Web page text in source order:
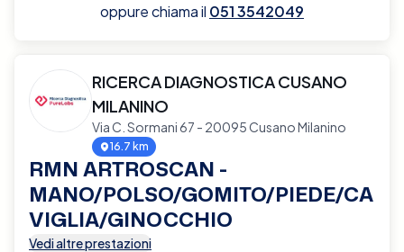
oppure chiama il 051 3542049
RICERCA DIAGNOSTICA CUSANO
MILANINO
Via C. Sormani 67 - 20095 Cusano Milanino
16.7 km
RMN ARTROSCAN -
MANO/POLSO/GOMITO/PIEDE/CA
VIGLIA/GINOCCHIO
Vedi altre prestazioni